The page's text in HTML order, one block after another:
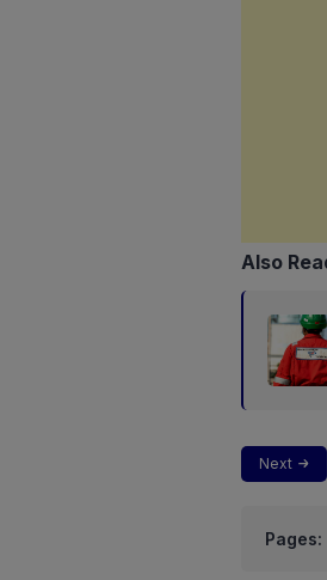
Also
Next
Pages: